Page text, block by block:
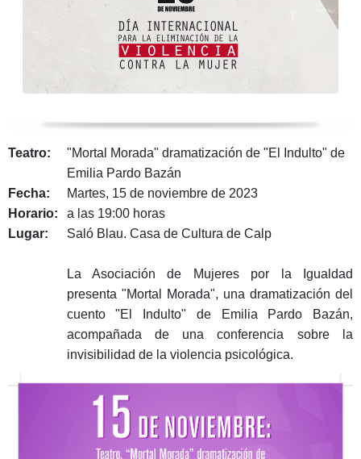
Teatro:
"Mortal Morada" dramatización de "El Indulto" de
Emilia Pardo Bazán
Fecha:
Martes, 15 de noviembre de 2023
Horario:
a las 19:00 horas
Lugar:
Saló Blau. Casa de Cultura de Calp
La Asociación de Mujeres por la Igualdad
presenta "Mortal Morada", una dramatización del
cuento "El Indulto" de Emilia Pardo Bazán,
acompañada de una conferencia sobre la
invisibilidad de la violencia psicológica.